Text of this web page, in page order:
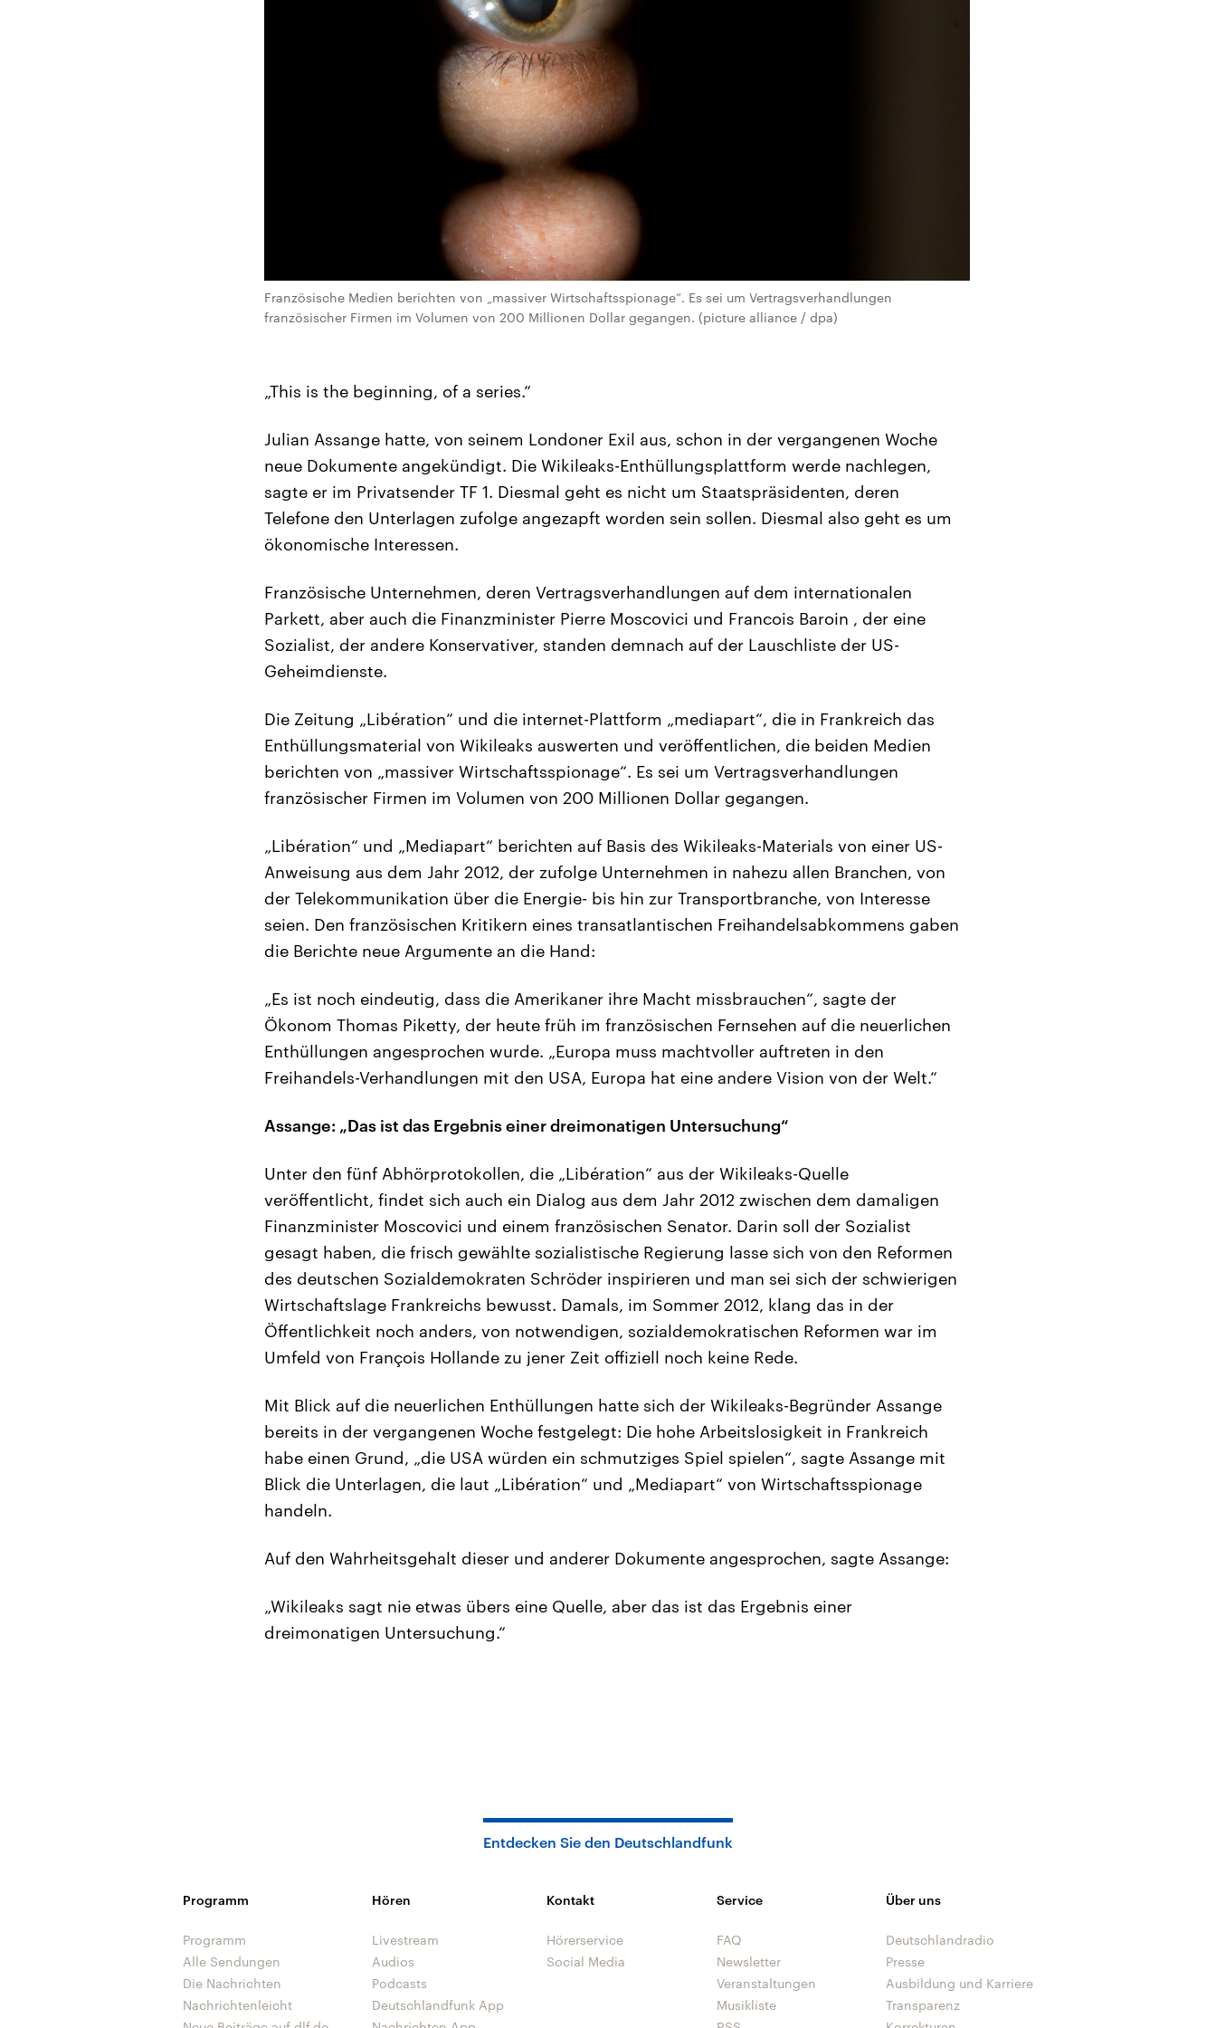
Französische Medien berichten von „massiver Wirtschaftsspionage“. Es sei um Vertragsverhandlungen
französischer Firmen im Volumen von 200 Millionen Dollar gegangen. (picture alliance / dpa)
„This is the beginning, of a series.“
Julian Assange hatte, von seinem Londoner Exil aus, schon in der vergangenen Woche
neue Dokumente angekündigt. Die Wikileaks-Enthüllungsplattform werde nachlegen,
sagte er im Privatsender TF 1. Diesmal geht es nicht um Staatspräsidenten, deren
Telefone den Unterlagen zufolge angezapft worden sein sollen. Diesmal also geht es um
ökonomische Interessen.
Französische Unternehmen, deren Vertragsverhandlungen auf dem internationalen
Parkett, aber auch die Finanzminister Pierre Moscovici und Francois Baroin , der eine
Sozialist, der andere Konservativer, standen demnach auf der Lauschliste der US-
Geheimdienste.
Die Zeitung „Libération“ und die internet-Plattform „mediapart“, die in Frankreich das
Enthüllungsmaterial von Wikileaks auswerten und veröffentlichen, die beiden Medien
berichten von „massiver Wirtschaftsspionage“. Es sei um Vertragsverhandlungen
französischer Firmen im Volumen von 200 Millionen Dollar gegangen.
„Libération“ und „Mediapart“ berichten auf Basis des Wikileaks-Materials von einer US-
Anweisung aus dem Jahr 2012, der zufolge Unternehmen in nahezu allen Branchen, von
der Telekommunikation über die Energie- bis hin zur Transportbranche, von Interesse
seien. Den französischen Kritikern eines transatlantischen Freihandelsabkommens gaben
die Berichte neue Argumente an die Hand:
„Es ist noch eindeutig, dass die Amerikaner ihre Macht missbrauchen“, sagte der
Ökonom Thomas Piketty, der heute früh im französischen Fernsehen auf die neuerlichen
Enthüllungen angesprochen wurde. „Europa muss machtvoller auftreten in den
Freihandels-Verhandlungen mit den USA, Europa hat eine andere Vision von der Welt.“
Assange: „Das ist das Ergebnis einer dreimonatigen Untersuchung“
Unter den fünf Abhörprotokollen, die „Libération“ aus der Wikileaks-Quelle
veröffentlicht, findet sich auch ein Dialog aus dem Jahr 2012 zwischen dem damaligen
Finanzminister Moscovici und einem französischen Senator. Darin soll der Sozialist
gesagt haben, die frisch gewählte sozialistische Regierung lasse sich von den Reformen
des deutschen Sozialdemokraten Schröder inspirieren und man sei sich der schwierigen
Wirtschaftslage Frankreichs bewusst. Damals, im Sommer 2012, klang das in der
Öffentlichkeit noch anders, von notwendigen, sozialdemokratischen Reformen war im
Umfeld von François Hollande zu jener Zeit offiziell noch keine Rede.
Mit Blick auf die neuerlichen Enthüllungen hatte sich der Wikileaks-Begründer Assange
bereits in der vergangenen Woche festgelegt: Die hohe Arbeitslosigkeit in Frankreich
habe einen Grund, „die USA würden ein schmutziges Spiel spielen“, sagte Assange mit
Blick die Unterlagen, die laut „Libération“ und „Mediapart“ von Wirtschaftsspionage
handeln.
Auf den Wahrheitsgehalt dieser und anderer Dokumente angesprochen, sagte Assange:
„Wikileaks sagt nie etwas übers eine Quelle, aber das ist das Ergebnis einer
dreimonatigen Untersuchung.“
Entdecken Sie den Deutschlandfunk
Programm
Programm
Alle Sendungen
Die Nachrichten
Nachrichtenleicht
Hören
Livestream
Audios
Podcasts
Deutschlandfunk App
Kontakt
Hörerservice
Social Media
Service
FAQ
Newsletter
Veranstaltungen
Musikliste
Über uns
Deutschlandradio
Presse
Ausbildung und Karriere
Transparenz